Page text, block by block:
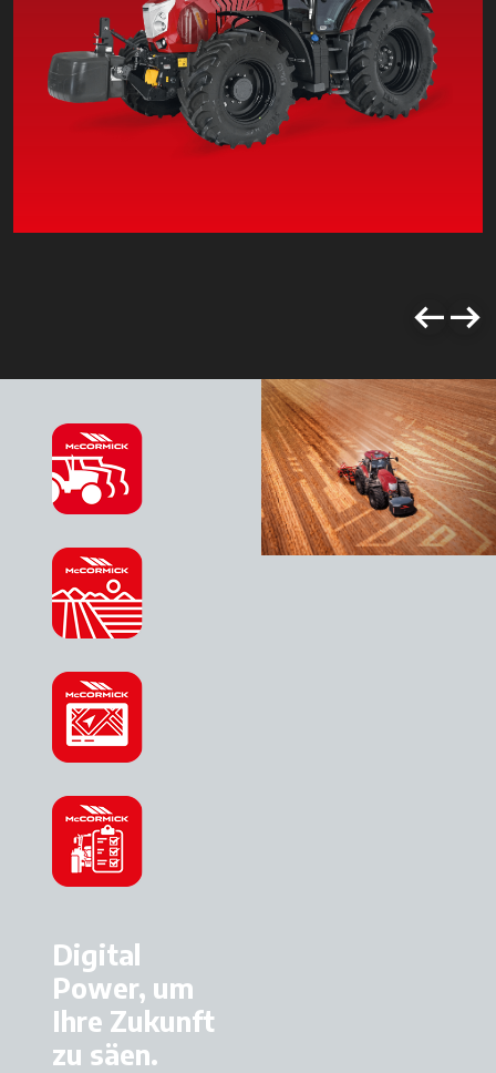
Digital
Power, um
Ihre Zukunft
zu säen.